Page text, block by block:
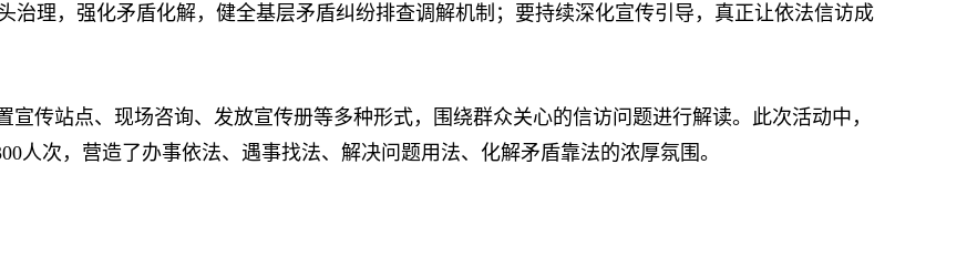
治理，强化矛盾化解，健全基层矛盾纠纷排查调解机制；要持续深化宣传引导，真正让依法信访成
传站点、现场咨询、发放宣传册等多种形式，围绕群众关心的信访问题进行解读。此次活动中，
人次，营造了办事依法、遇事找法、解决问题用法、化解矛盾靠法的浓厚氛围。